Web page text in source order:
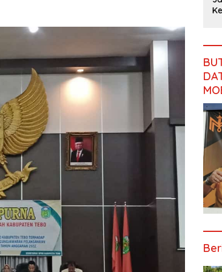
Jangan
Simpang
Betung–
Pintas,
Warga 11
Desa Siap
Bergerak
Betung–
Pintas
Salurkan
MBG Sesuai
SOP,
Sugeng:
Seluruh
Segar dan
Berbahan
Baku Baru